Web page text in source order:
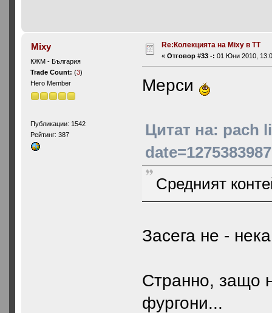
Mixy
КЖМ - България
Trade Count:(3)
Hero Member
Публикации: 1542
Рейтинг: 387
Re:Колекцията на Mixy в ТТ
«Отговор #33 -: 01 Юни 2010,
Мерси
Цитат на: pach
date=1275383987
Средният
Засега не -
Странно, защо
фургони...